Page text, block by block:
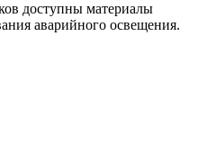
доступны материалы
аварийного освещения.